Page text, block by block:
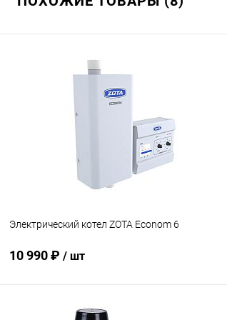
Электрический котел ZOTA Econom 6
10 990 ₽ / шт
В корзину